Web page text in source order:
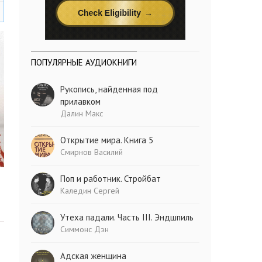
ПОПУЛЯРНЫЕ АУДИОКНИГИ
Рукопись, найденная под
прилавком
Далин Макс
Открытие мира. Книга 5
Смирнов Василий
Поп и работник. Стройбат
Каледин Сергей
Утеха падали. Часть III. Эндшпиль
Симмонс Дэн
Адская женщина